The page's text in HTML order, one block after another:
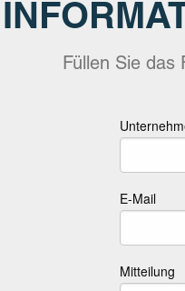
Füllen Sie das
E-Mail
Mitteilung